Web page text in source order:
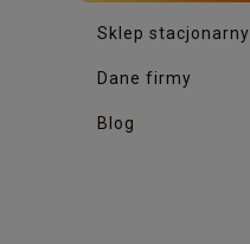
Sklep stacjonarny
Dane firmy
Blog